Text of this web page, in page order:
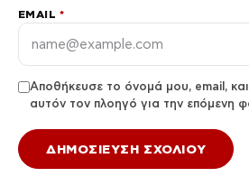
EMAIL *
Αποθήκευσε το όνομά μου, email,
αυτόν τον πλοηγό για την επόμενη